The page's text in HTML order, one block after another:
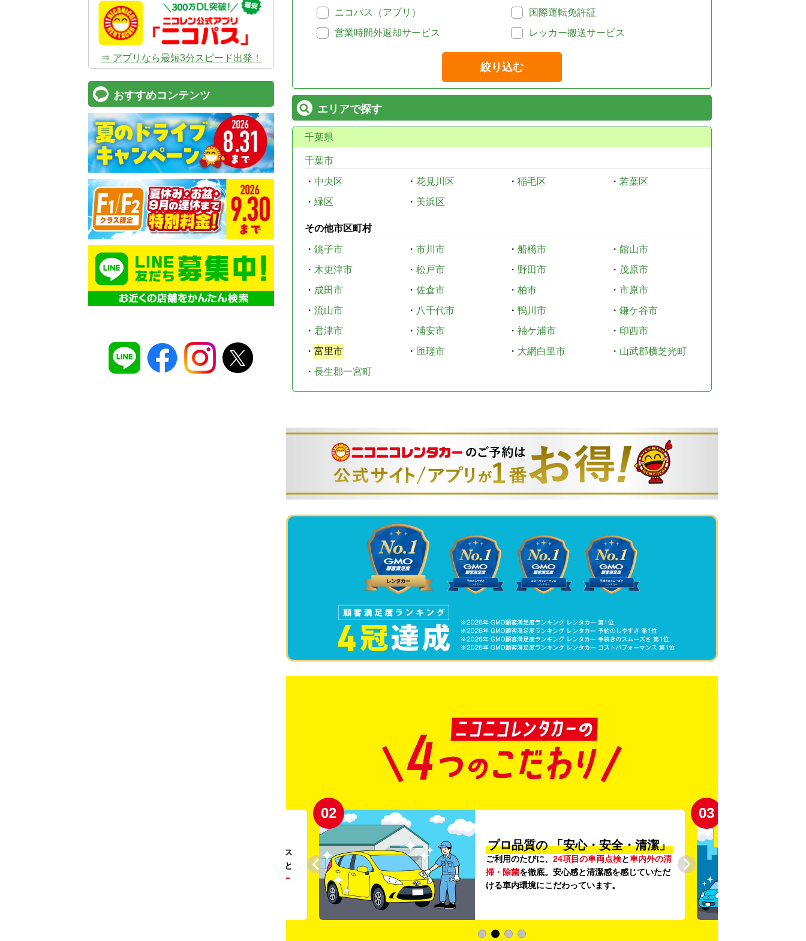
ニコパス（アプリ）
国際運転免許証
営業時間外返却サービス
レッカー搬送サービス
絞り込む
エリアで探す
千葉県
千葉市
・ 中央区 ・ 花見川区 ・ 稲毛区 ・ 若葉区
・ 緑区 ・ 美浜区
その他市区町村
・ 銚子市 ・ 市川市 ・ 船橋市 ・ 館山市
・ 木更津市 ・ 松戸市 ・ 野田市 ・ 茂原市
・ 成田市 ・ 佐倉市 ・ 柏市 ・ 市原市
・ 流山市 ・ 八千代市 ・ 鴨川市 ・ 鎌ケ谷市
・ 君津市 ・ 浦安市 ・ 袖ケ浦市 ・ 印西市
・ 富里市 ・ 匝瑳市 ・ 大網白里市 ・ 山武郡横芝光町
・ 長生郡一宮町
。ガソリンス
タンドや整備工場の既存インフラを活用すること
リー
02
プロ品質の 「安心・安全・清潔」
ご利用のたびに、 24項目の車両点検と車内外の清
掃・除菌を徹底。安心感と清潔感を感じていただ
ける車内環境にこだわっています。
03
⇒ アプリなら最短3分スピード出発！
おすすめコンテンツ